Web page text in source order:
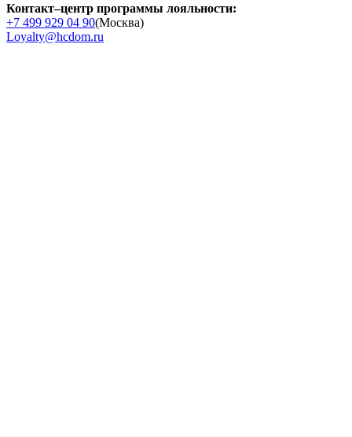
Контакт–центр программы лояльности:
+7 499 929 04 90(Москва)
Loyalty@hcdom.ru